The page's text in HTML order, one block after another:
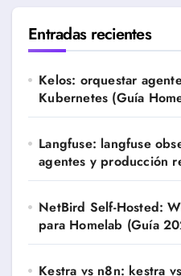
Entradas recientes
Kelos: orquestar
Kubernetes (Guía
Langfuse: langfuse
agentes y producción
NetBird Self-Hosted:
para Homelab (Guía
Kestra vs n8n: kestra